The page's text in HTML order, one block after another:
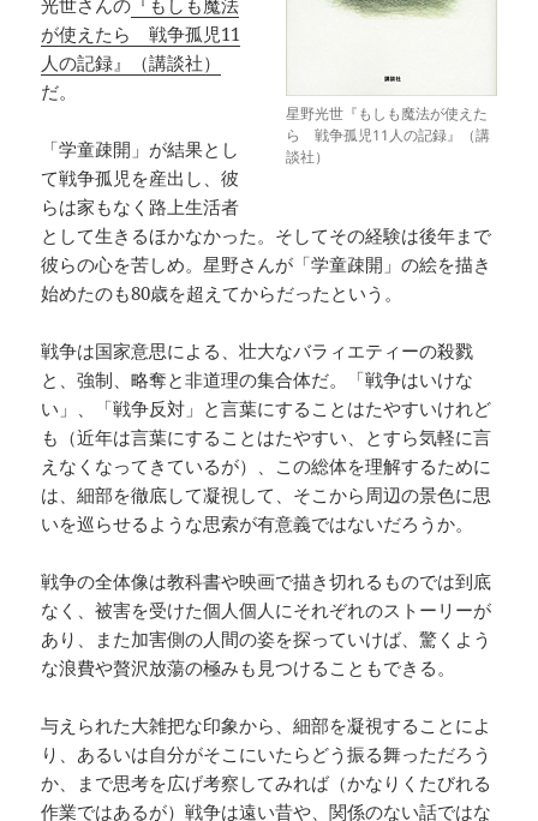
星野光世『もしも魔法が使えた
ら 戦争孤児11人の記録』（講
談社）
光世さんの 『もしも魔法
が使えたら 戦争孤児11
人の記録』（講談社）
だ。
「学童疎開」が結果とし
て戦争孤児を産出し、彼
らは家もなく路上生活者
として生きるほかなかった。そしてその経験は後年まで
彼らの心を苦しめ。星野さんが「学童疎開」の絵を描き
始めたのも80歳を超えてからだったという。
戦争は国家意思による、壮大なバラィエティーの殺戮
と、強制、略奪と非道理の集合体だ。「戦争はいけな
い」、「戦争反対」と言葉にすることはたやすいけれど
も（近年は言葉にすることはたやすい、とすら気軽に言
えなくなってきているが）、この総体を理解するために
は、細部を徹底して凝視して、そこから周辺の景色に思
いを巡らせるような思索が有意義ではないだろうか。
戦争の全体像は教科書や映画で描き切れるものでは到底
なく、被害を受けた個人個人にそれぞれのストーリーが
あり、また加害側の人間の姿を探っていけば、驚くよう
な浪費や贅沢放蕩の極みも見つけることもできる。
与えられた大雑把な印象から、細部を凝視することによ
り、あるいは自分がそこにいたらどう振る舞っただろう
か、まで思考を広げ考察してみれば（かなりくたびれる
作業ではあるが）戦争は遠い昔や、関係のない話ではな